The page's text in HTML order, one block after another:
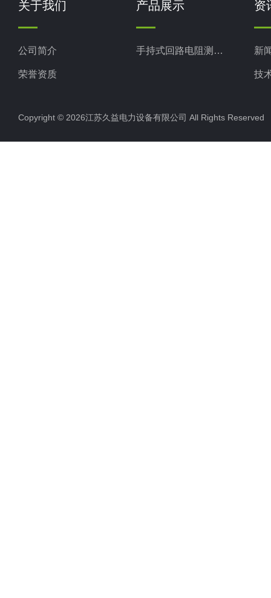
关于我们
公司简介
荣誉资质
产品展示
手持式回路电阻测试仪
资
新
技
Copyright © 2026江苏久益电力设备有限公司 All Rights